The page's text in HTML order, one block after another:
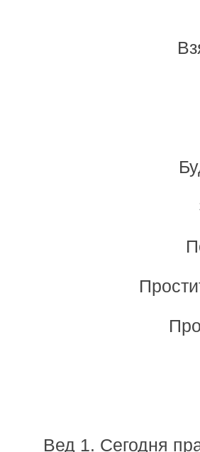
Вед 1. Сегодня